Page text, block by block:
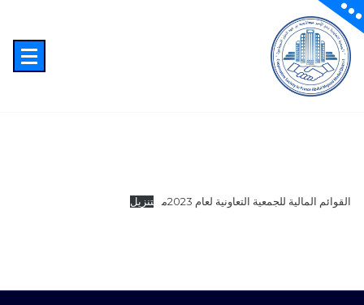
القوائم المالية للجمعية التعاونية لعام 2023م تنزيل